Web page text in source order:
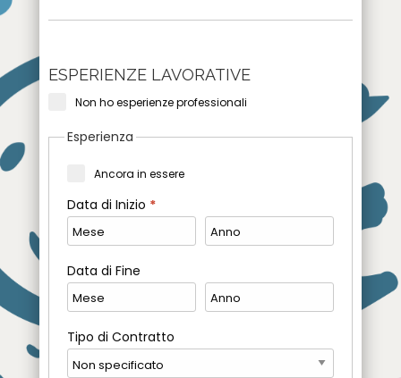
ESPERIENZE LAVORATIVE
Non ho esperienze professionali
Esperienza
Ancora in essere
Data di Inizio *
Data di Fine
Tipo di Contratto